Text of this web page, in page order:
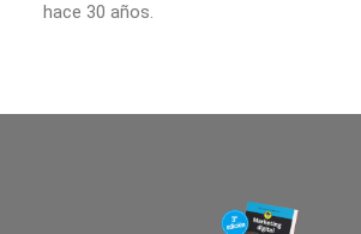
hace 30 años.